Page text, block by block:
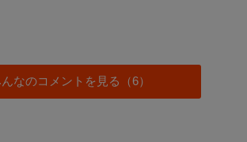
なのコメントを見る（6）